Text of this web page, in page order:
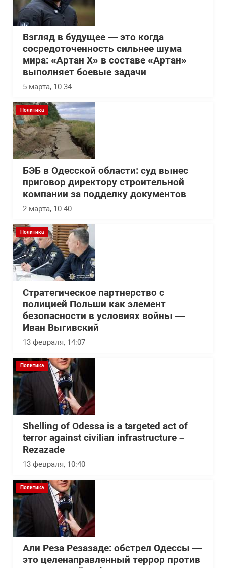
Взгляд в будущее — это когда
сосредоточенность сильнее шума
мира: «Артан Х» в составе «Артан»
выполняет боевые задачи
5 марта, 10:34
Политика
БЭБ в Одесской области: суд вынес
приговор директору строительной
компании за подделку документов
2 марта, 10:40
Политика
Стратегическое партнерство с
полицией Польши как элемент
безопасности в условиях войны —
Иван Выгивский
13 февраля, 14:07
Политика
Shelling of Odessa is a targeted act of
terror against civilian infrastructure –
Rezazade
13 февраля, 10:40
Политика
Али Реза Резазаде: обстрел Одессы —
это целенаправленный террор против